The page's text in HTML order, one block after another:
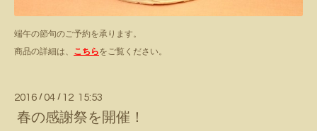
端午の節句のご予約を承ります。
商品の詳細は、 こちらをご覧ください。
2016 / 04 / 12 15:53
春の感謝祭を開催！